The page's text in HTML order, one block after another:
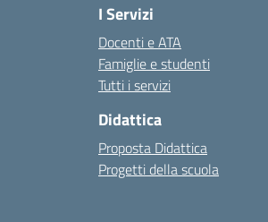
I Servizi
Docenti e ATA
Famiglie e studenti
Tutti i servizi
Didattica
Proposta Didattica
Progetti della scuola